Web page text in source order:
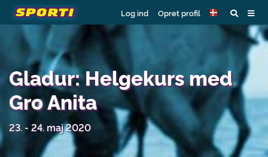
Log ind Opret profil
Gladur: Helgekurs med
Gro Anita
23. - 24. maj 2020